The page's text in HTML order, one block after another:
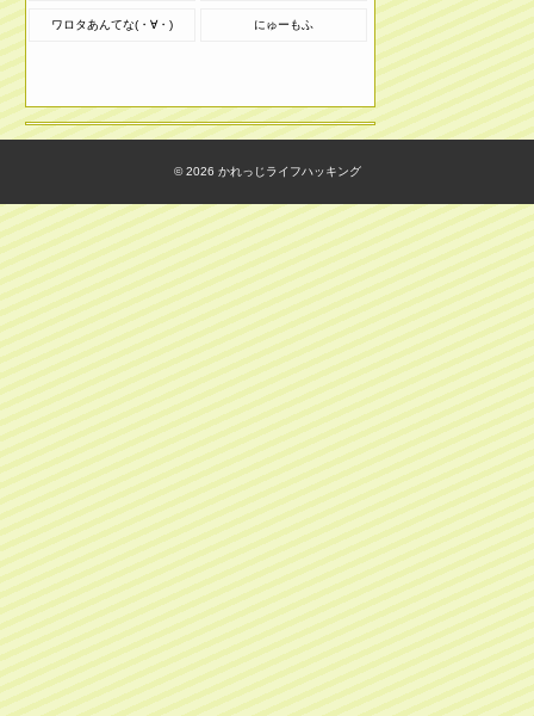
ワロタあんてな(・∀・) にゅーもふ
© 2026 かれっじライフハッキング